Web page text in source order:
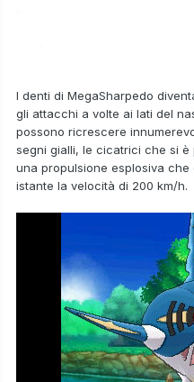
I denti di MegaSharpedo
gli attacchi a volte ai lati del
possono ricrescere
segni gialli, le cicatrici che si è
una propulsione esplosiva
istante la velocità di 200 km/h.